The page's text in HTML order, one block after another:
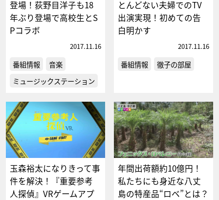
登場！荻野目洋子も18
年ぶり登場で高校生とS
Pコラボ
2017.11.16
番組情報
音楽
ミュージックステーション
とんどない夫婦でのTV
出演実現！初めての告
白明かす
2017.11.16
番組情報 徹子の部屋
玉森裕太になりきって事
件を解決！『重要参考
人探偵』VRゲームアプ
年間出荷額約10億円！
私たちにも身近な八丈
島の特産品“ロベ”とは？